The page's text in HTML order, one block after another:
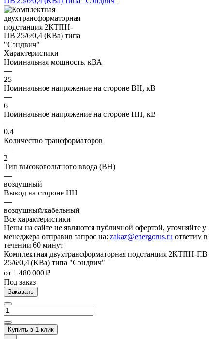
Характеристики
Номинальная мощность, кВА
—
25
Номинальное напряжение на стороне ВН, кВ
—
6
Номинальное напряжение на стороне НН, кВ
—
0.4
Количество трансформаторов
—
2
Тип высоковольтного ввода (ВН)
—
воздушный
Вывод на стороне НН
—
воздушный/кабельный
Все характеристики
Цены на сайте не являются публичной офертой, уточняйте у
менеджера отправив запрос на: zakaz@energorus.ru ответим в
течении 60 минут
Комплектная двухтрансформаторная подстанция 2КТПН-ПВ
25/6/0,4 (КВа) типа "Сэндвич"
от 1 480 000 ₽
Под заказ
Заказать
Купить в 1 клик